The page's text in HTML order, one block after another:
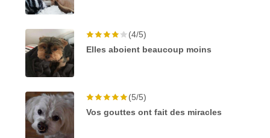
(4/5)
Elles aboient beaucoup moins
(5/5)
Vos gouttes ont fait des miracles